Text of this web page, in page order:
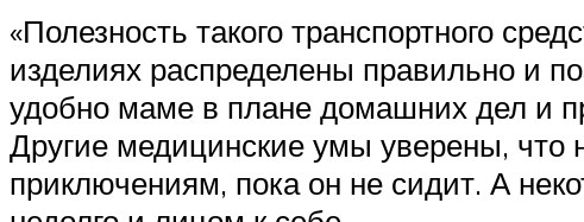
«Полезность такого транспортного
изделиях распределены правильно и
удобно маме в плане домашних дел и
Другие медицинские умы уверены, что
приключениям, пока он не сидит. А